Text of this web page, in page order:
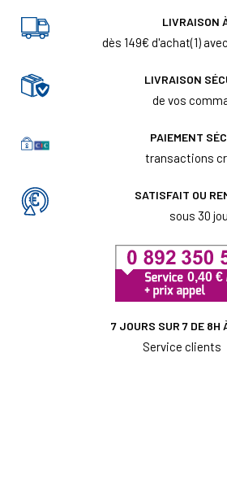
LIVRAISON
dès 149€ d'achat(1)
LIVRAISON
de vos
PAIEMENT
transactions
SATISFAIT OU
sous 30
7 JOURS SUR 7 DE 8H
Service clients